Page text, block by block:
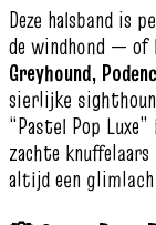
Deze halsband is
de windhond — of
Greyhound,
sierlijke
“Pastel Pop
zachte
altijd een